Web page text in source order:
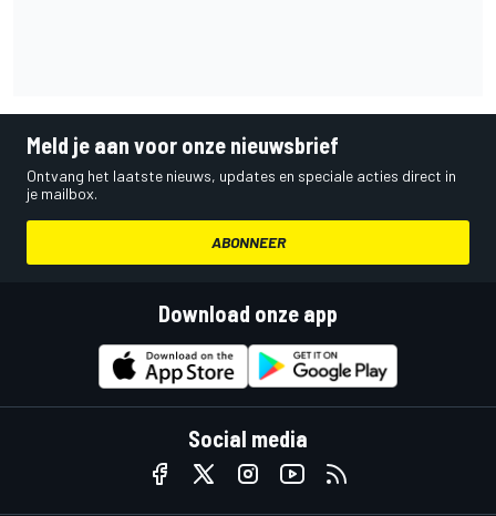
Meld je aan voor onze nieuwsbrief
Ontvang het laatste nieuws, updates en speciale acties direct in
je mailbox.
ABONNEER
Download onze app
Social media